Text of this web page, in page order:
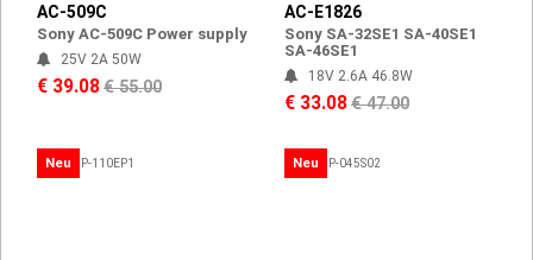
AC-509C
Sony AC-509C Power supply
25V 2A 50W
€ 39.08€ 55.00
AC-E1826
Sony SA-32SE1 SA-40SE1
SA-46SE1
18V 2.6A 46.8W
€ 33.08€ 47.00
Neu Neu